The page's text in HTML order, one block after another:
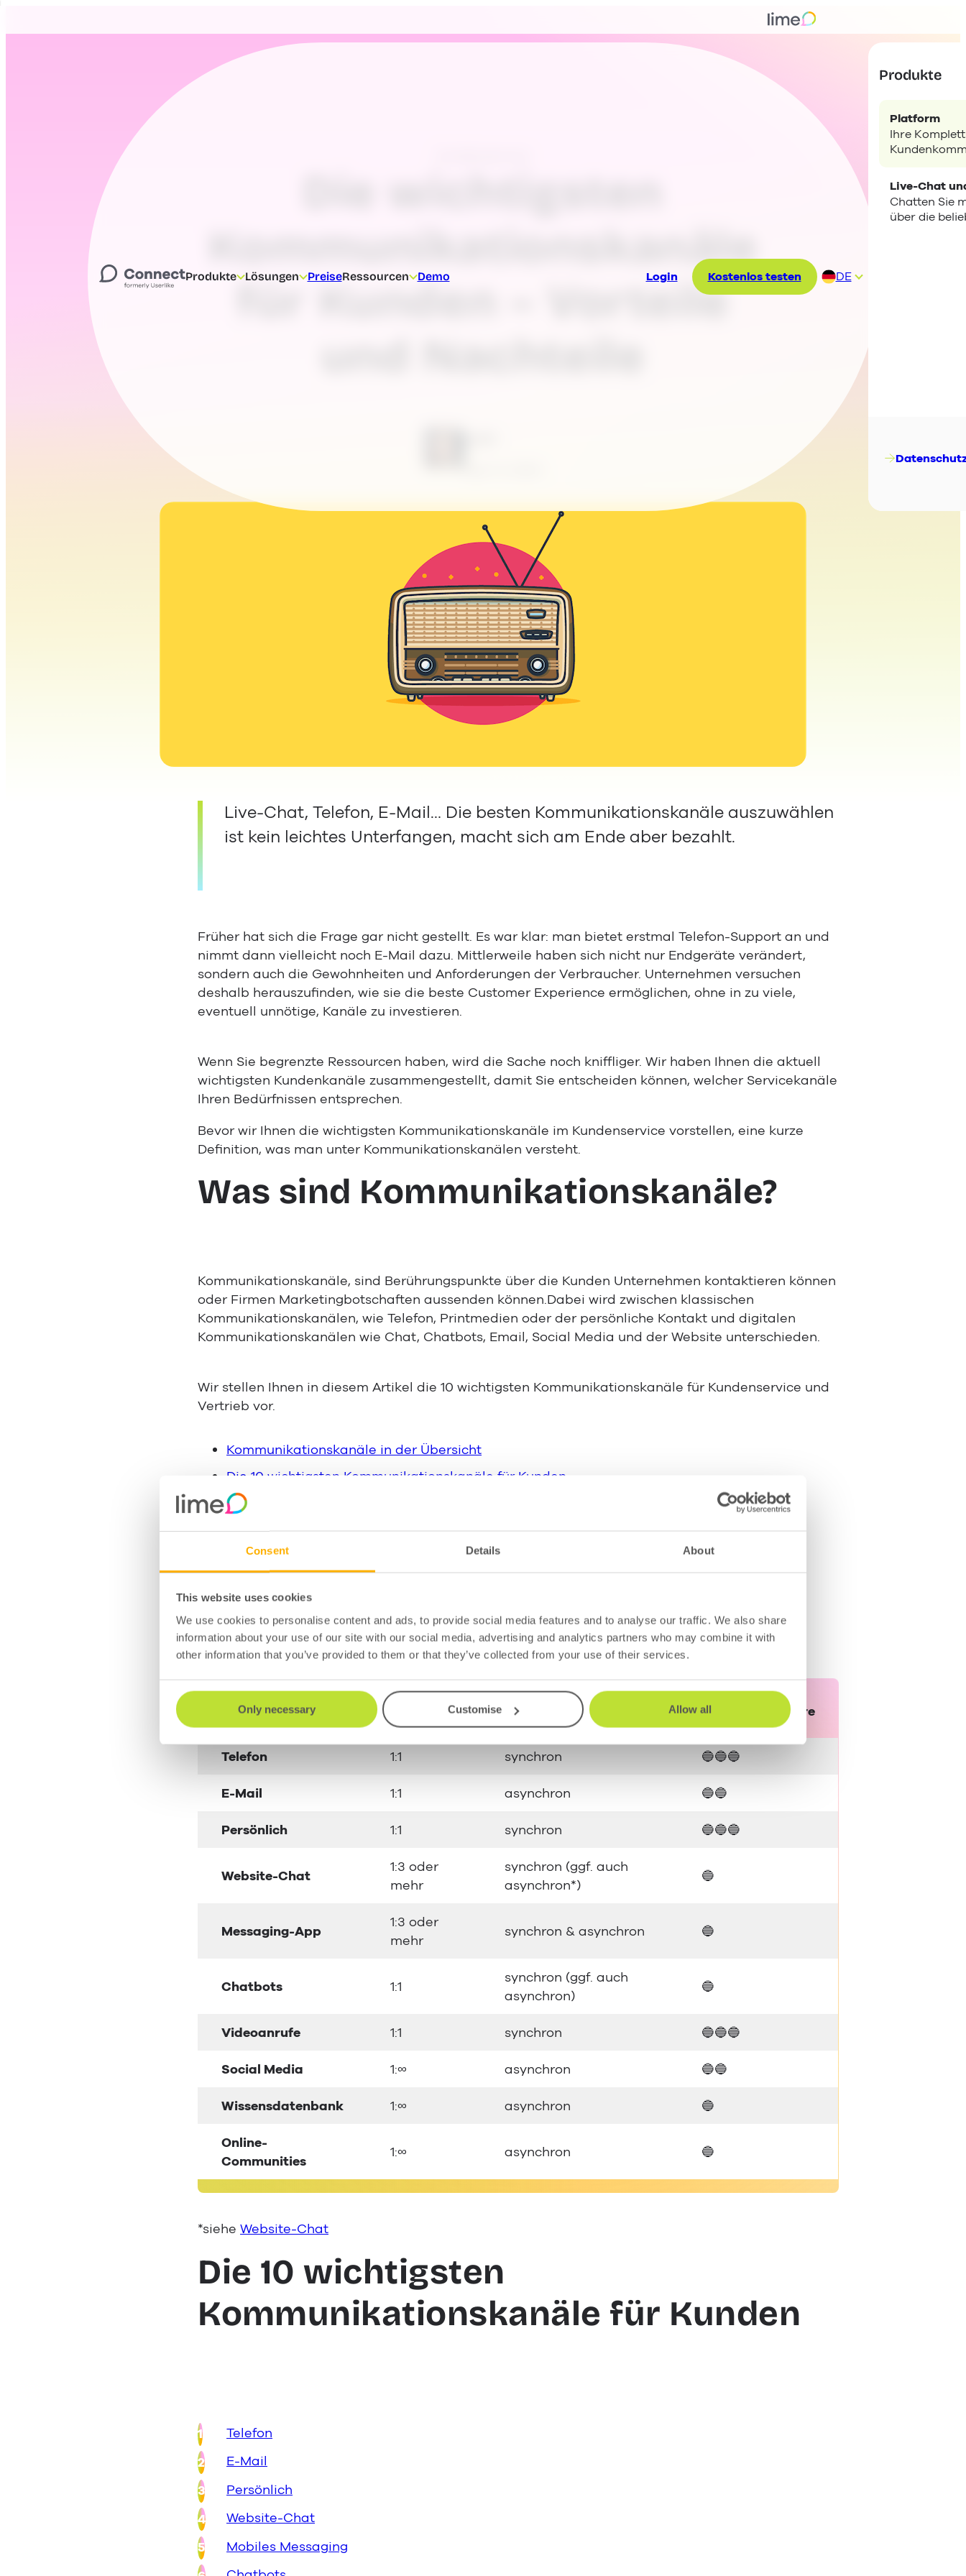
Consent Details About
This website uses cookies
We use cookies to personalise content and ads, to provide social media features and to analyse our traffic. We also share
information about your use of our site with our social media, advertising and analytics partners who may combine it with
other information that you’ve provided to them or that they’ve collected from your use of their services.
Only necessary Customise Allow all
Produkte Lösungen PreiseRessourcen Demo Login Kostenlos testen
DE
NL
Produkte
Platform
Ihre
Live-Chat
Chatten Sie
über die
Kommunikationskanäle
für Kunden – Vorteile
Live-Chat, Telefon, E-Mail… Die besten Kommunikationskanäle auszuwählen
ist kein leichtes Unterfangen, macht sich am Ende aber bezahlt.
Früher hat sich die Frage gar nicht gestellt. Es war klar: man bietet erstmal Telefon-Support an und
nimmt dann vielleicht noch E-Mail dazu. Mittlerweile haben sich nicht nur Endgeräte verändert,
sondern auch die Gewohnheiten und Anforderungen der Verbraucher. Unternehmen versuchen
deshalb herauszufinden, wie sie die beste Customer Experience ermöglichen, ohne in zu viele,
eventuell unnötige, Kanäle zu investieren.
Wenn Sie begrenzte Ressourcen haben, wird die Sache noch kniffliger. Wir haben Ihnen die aktuell
wichtigsten Kundenkanäle zusammengestellt, damit Sie entscheiden können, welcher Servicekanäle
Ihren Bedürfnissen entsprechen.
Bevor wir Ihnen die wichtigsten Kommunikationskanäle im Kundenservice vorstellen, eine kurze
Definition, was man unter Kommunikationskanälen versteht.
Was sind Kommunikationskanäle?
Kommunikationskanäle, sind Berührungspunkte über die Kunden Unternehmen kontaktieren können
oder Firmen Marketingbotschaften aussenden können.Dabei wird zwischen klassischen
Kommunikationskanälen, wie Telefon, Printmedien oder der persönliche Kontakt und digitalen
Kommunikationskanälen wie Chat, Chatbots, Email, Social Media und der Website unterschieden.
Wir stellen Ihnen in diesem Artikel die 10 wichtigsten Kommunikationskanäle für Kundenservice und
Vertrieb vor.
Kommunikationskanäle in der Übersicht
Die 10 wichtigsten Kommunikationskanäle für Kunden
Den richtigen Kommunikationskanal finden
Unified Communication Software: Lime Connect (ehemals Userlike)
Kommunikationskanäle in der
Übersicht
Skalierbar Kommunikationsmodus Nutzungsbarierre
Telefon 1:1 synchron 🔵🔵🔵
E-Mail 1:1 asynchron 🔵🔵
Persönlich 1:1 synchron 🔵🔵🔵
Website-Chat
1:3 oder
mehr
synchron (ggf. auch
asynchron*)
🔵
Messaging-App
1:3 oder
mehr
synchron & asynchron 🔵
Chatbots 1:1
synchron (ggf. auch
asynchron)
🔵
Videoanrufe 1:1 synchron 🔵🔵🔵
Social Media 1:∞ asynchron 🔵🔵
Wissensdatenbank 1:∞ asynchron 🔵
Online-
Communities
1:∞ asynchron 🔵
*sieheWebsite-Chat
Die 10 wichtigsten
Kommunikationskanäle für Kunden
Telefon
E-Mail
Persönlich
Website-Chat
Mobiles Messaging